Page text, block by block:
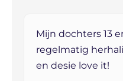
Mijn dochters 13
regelmatig
en desie love it!